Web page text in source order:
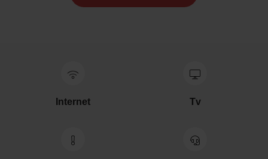
Internet Tv